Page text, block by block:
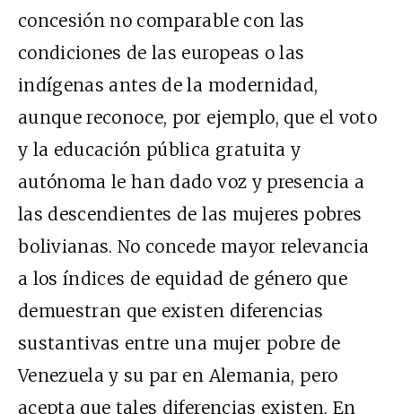
concesión no comparable con las
condiciones de las europeas o las
indígenas antes de la modernidad,
aunque reconoce, por ejemplo, que el voto
y la educación pública gratuita y
autónoma le han dado voz y presencia a
las descendientes de las mujeres pobres
bolivianas. No concede mayor relevancia
a los índices de equidad de género que
demuestran que existen diferencias
sustantivas entre una mujer pobre de
Venezuela y su par en Alemania, pero
acepta que tales diferencias existen. En